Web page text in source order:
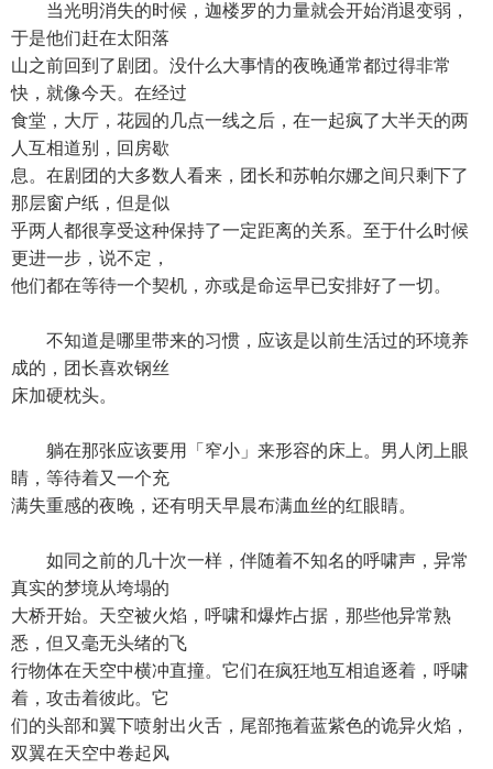
当光明消失的时候，迦楼罗的力量就会开始消退变弱，
于是他们赶在太阳落
山之前回到了剧团。没什么大事情的夜晚通常都过得非常
快，就像今天。在经过
食堂，大厅，花园的几点一线之后，在一起疯了大半天的两
人互相道别，回房歇
息。在剧团的大多数人看来，团长和苏帕尔娜之间只剩下了
那层窗户纸，但是似
乎两人都很享受这种保持了一定距离的关系。至于什么时候
更进一步，说不定，
他们都在等待一个契机，亦或是命运早已安排好了一切。
不知道是哪里带来的习惯，应该是以前生活过的环境养
成的，团长喜欢钢丝
床加硬枕头。
躺在那张应该要用「窄小」来形容的床上。男人闭上眼
睛，等待着又一个充
满失重感的夜晚，还有明天早晨布满血丝的红眼睛。
如同之前的几十次一样，伴随着不知名的呼啸声，异常
真实的梦境从垮塌的
大桥开始。天空被火焰，呼啸和爆炸占据，那些他异常熟
悉，但又毫无头绪的飞
行物体在天空中横冲直撞。它们在疯狂地互相追逐着，呼啸
着，攻击着彼此。它
们的头部和翼下喷射出火舌，尾部拖着蓝紫色的诡异火焰，
双翼在天空中卷起风